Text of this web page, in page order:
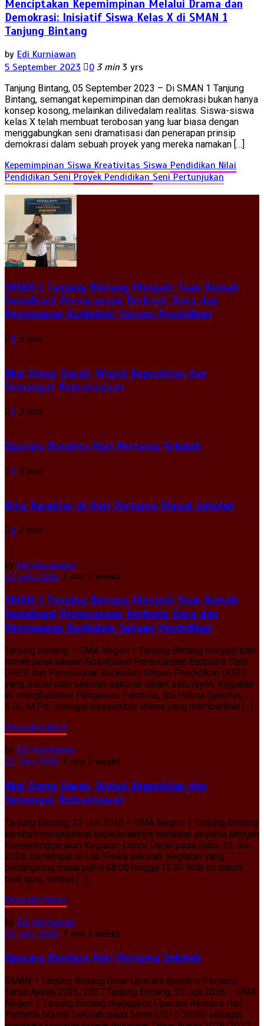
Menciptakan Kepemimpinan Melalui Drama dan
Demokrasi: Inisiatif Siswa Kelas X di SMAN 1
Tanjung Bintang
by Edi Kurniawan
5 September 2023
0 3 min 3 yrs
Tanjung Bintang, 05 September 2023 – Di SMAN 1 Tanjung
Bintang, semangat kepemimpinan dan demokrasi bukan hanya
konsep kosong, melainkan dilivedalam realitas. Siswa-siswa
kelas X telah membuat terobosan yang luar biasa dengan
menggabungkan seni dramatisasi dan penerapan prinsip
demokrasi dalam sebuah proyek yang mereka namakan […]
Kepemimpinan Siswa Kreativitas Siswa Pendidikan Nilai
Pendidikan Seni Proyek Pendidikan Seni Pertunjukan
SMAN 1 Tanjung Bintang Menjadi Tuan Rumah
Sosialisasi Perencanaan Berbasis Data dan
Penyusunan Kurikulum Satuan Pendidikan
0 3 min
Aksi Donor Darah, Wujud Kepedulian dan
Semangat Kemanusiaan
0 3 min
Upacara Bendera Hari Pertama Sekolah
0 3 min
Bina Karakter di Hari Pertama Masuk Sekolah
0 2 min
by Edi Kurniawan
23 July 2026 3 min 2 weeks
SMAN 1 Tanjung Bintang Menjadi Tuan Rumah
Sosialisasi Perencanaan Berbasis Data dan
Penyusunan Kurikulum Satuan Pendidikan
Tanjung Bintang – SMA Negeri 1 Tanjung Bintang menjadi tuan
rumah pelaksanaan Sosialisasi Perencanaan Berbasis Data
(PBD) dan Penyusunan Kurikulum Satuan Pendidikan (KSP)
yang diikuti oleh sekolah-sekolah dalam satu rayon. Kegiatan
ini menghadirkan Pengawas Pembina, Ibu Hatma Syukriya,
S.Si., M.Pd., sebagai narasumber utama yang memberikan […]
Ekstrakurikuler
by Edi Kurniawan
22 July 2026 3 min 2 weeks
Aksi Donor Darah, Wujud Kepedulian dan
Semangat Kemanusiaan
Tanjung Bintang, 22 Juli 2026 – SMA Negeri 1 Tanjung Bintang
kembali menunjukkan kepeduliannya terhadap sesama dengan
menyelenggarakan Kegiatan Donor Darah pada Rabu, 22 Juli
2026, bertempat di Lab Fisika sekolah. Kegiatan yang
berlangsung mulai pukul 08.00 hingga 12.30 WIB ini diikuti
oleh guru, tenaga […]
Ekstrakurikuler
by Edi Kurniawan
20 July 2026 3 min 2 weeks
Upacara Bendera Hari Pertama Sekolah
SMAN 1 Tanjung Bintang Gelar Upacara Bendera Perdana
Tahun Ajaran 2026/2027 Tanjung Bintang, 20 Juli 2026 – SMA
Negeri 1 Tanjung Bintang menggelar Upacara Bendera Hari
Pertama Masuk Sekolah pada Senin (20/7/2026) sebagai